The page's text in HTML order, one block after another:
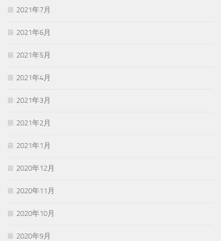
2021年7月
2021年6月
2021年5月
2021年4月
2021年3月
2021年2月
2021年1月
2020年12月
2020年11月
2020年10月
2020年9月